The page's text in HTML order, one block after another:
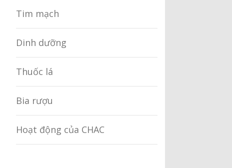
Tim mạch
Dinh dưỡng
Thuốc lá
Bia rượu
Hoạt động của CHAC